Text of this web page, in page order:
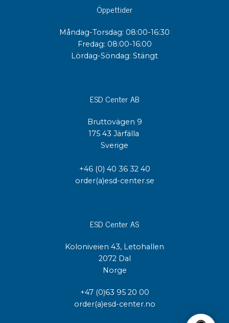
Öppettider
Måndag-Torsdag: 08:00-16:30
Fredag: 08:00-16:00
Lördag-Söndag: Stängt
ESD Center AB
Bruttovägen 9
175 43 Järfälla
Sverige
+46 (0) 40 36 32 40
order(a)esd-center.se
ESD Center AS
Koloniveien 43, Letohallen
2072 Dal
Norge
+47 (0)63 95 20 00
order(a)esd-center.no